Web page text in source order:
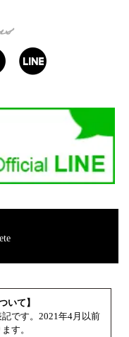
いて】
です。2021年4月以前
す。